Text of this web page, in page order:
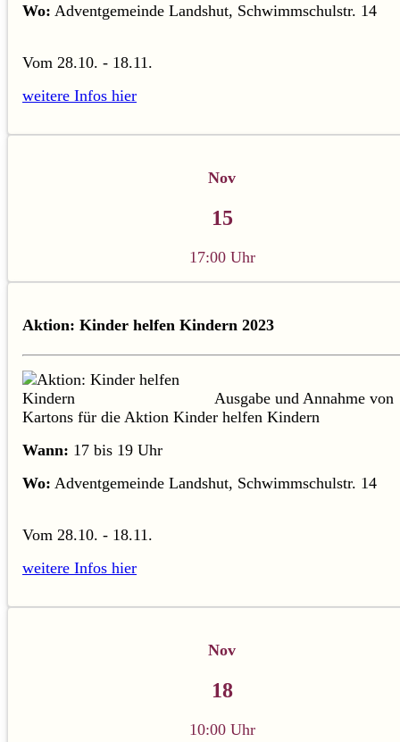
Wo: Adventgemeinde Landshut, Schwimmschulstr. 14
Vom 28.10. - 18.11.
weitere Infos hier
Nov
15
17:00 Uhr
Aktion: Kinder helfen Kindern 2023
Ausgabe und Annahme von
Kartons für die Aktion Kinder helfen Kindern
Wann: 17 bis 19 Uhr
Wo: Adventgemeinde Landshut, Schwimmschulstr. 14
Vom 28.10. - 18.11.
weitere Infos hier
Nov
18
10:00 Uhr